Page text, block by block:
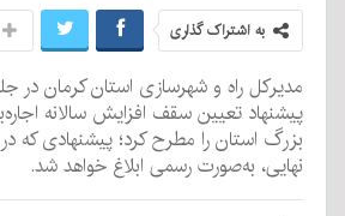
به اشتراک گذاری
مدیرکل راه و شهرسازی استان کرمان
پیشنهاد تعیین سقف افزایش سالانه
بزرگ استان را مطرح کرد؛ پیشنهادی که
نهایی، به‌صورت رسمی ابلاغ خواهد شد.